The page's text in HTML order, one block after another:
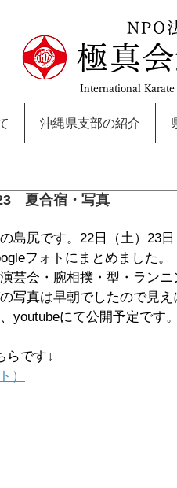
NPO
極真
International
沖縄県支部の紹介
夏合宿・写真
島尻です。22日（土）23
フォトにまとめました。
演芸会・腕相撲・型・ラン
写真は早朝でしたので見
youtubeにて公開予定です
らです↓
）